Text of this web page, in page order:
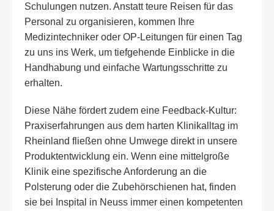
Schulungen nutzen. Anstatt teure Reisen für das
Personal zu organisieren, kommen Ihre
Medizintechniker oder OP-Leitungen für einen Tag
zu uns ins Werk, um tiefgehende Einblicke in die
Handhabung und einfache Wartungsschritte zu
erhalten.
Diese Nähe fördert zudem eine Feedback-Kultur:
Praxiserfahrungen aus dem harten Klinikalltag im
Rheinland fließen ohne Umwege direkt in unsere
Produktentwicklung ein. Wenn eine mittelgroße
Klinik eine spezifische Anforderung an die
Polsterung oder die Zubehörschienen hat, finden
sie bei Inspital in Neuss immer einen kompetenten